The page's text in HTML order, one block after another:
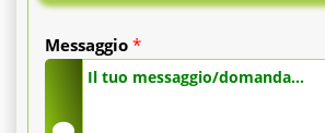
hospital
Messaggio *